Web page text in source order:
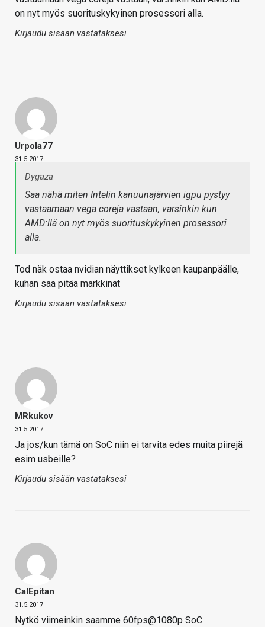
on nyt myös suorituskykyinen prosessori alla.
Kirjaudu sisään vastataksesi
Urpola77
31.5.2017
Dygaza
Saa nähä miten Intelin kanuunajärvien igpu pystyy
vastaamaan vega coreja vastaan, varsinkin kun
AMD:llä on nyt myös suorituskykyinen prosessori
alla.
Tod näk ostaa nvidian näyttikset kylkeen kaupanpäälle,
kuhan saa pitää markkinat
Kirjaudu sisään vastataksesi
MRkukov
31.5.2017
Ja jos/kun tämä on SoC niin ei tarvita edes muita piirejä
esim usbeille?
Kirjaudu sisään vastataksesi
CalEpitan
31.5.2017
Nytkö viimeinkin saamme 60fps@1080p SoC